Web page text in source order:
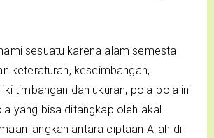
sesuatu karena alam semesta
keteraturan, keseimbangan,
timbangan dan ukuran, pola-pola ini
yang bisa ditangkap oleh akal.
langkah antara ciptaan Allah di